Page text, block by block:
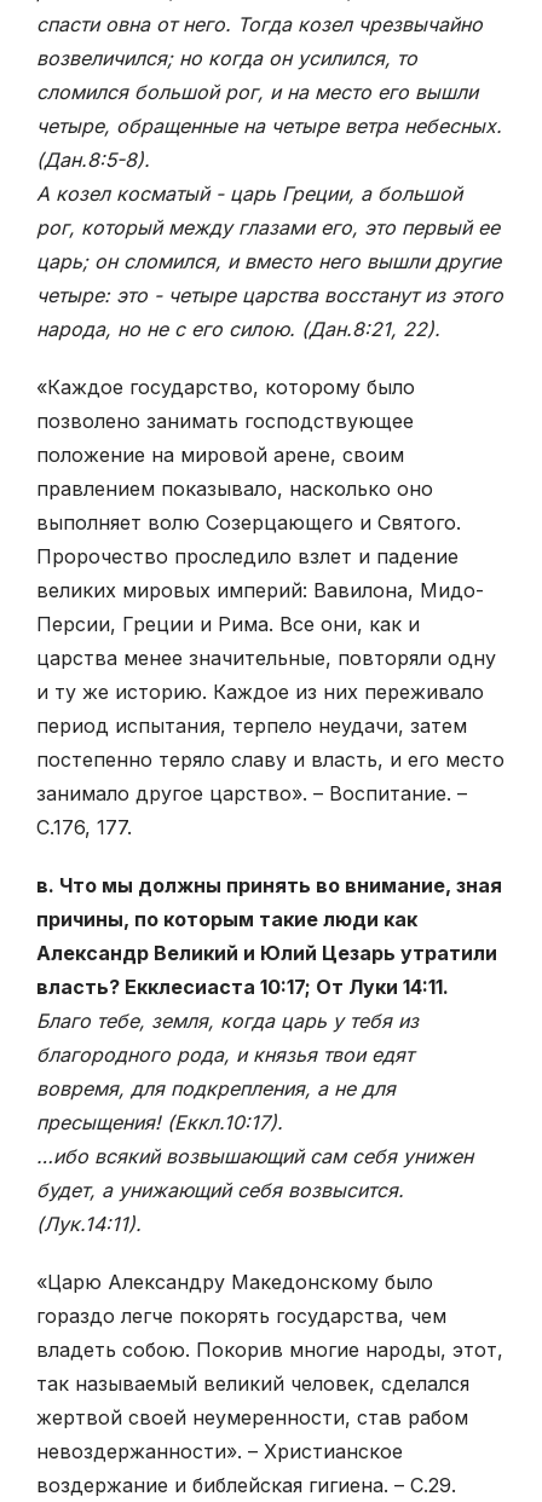
спасти овна от него. Тогда козел чрезвычайно
возвеличился; но когда он усилился, то
сломился большой рог, и на место его вышли
четыре, обращенные на четыре ветра небесных.
(Дан.8:5-8).
А козел косматый - царь Греции, а большой
рог, который между глазами его, это первый ее
царь; он сломился, и вместо него вышли другие
четыре: это - четыре царства восстанут из этого
народа, но не с его силою. (Дан.8:21, 22).
«Каждое государство, которому было
позволено занимать господствующее
положение на мировой арене, своим
правлением показывало, насколько оно
выполняет волю Созерцающего и Святого.
Пророчество проследило взлет и падение
великих мировых империй: Вавилона, Мидо-
Персии, Греции и Рима. Все они, как и
царства менее значительные, повторяли одну
и ту же историю. Каждое из них переживало
период испытания, терпело неудачи, затем
постепенно теряло славу и власть, и его место
занимало другое царство». – Воспитание. –
С.176, 177.
в. Что мы должны принять во внимание, зная
причины, по которым такие люди как
Александр Великий и Юлий Цезарь утратили
власть? Екклесиаста 10:17; От Луки 14:11.
Благо тебе, земля, когда царь у тебя из
благородного рода, и князья твои едят
вовремя, для подкрепления, а не для
пресыщения! (Еккл.10:17).
…ибо всякий возвышающий сам себя унижен
будет, а унижающий себя возвысится.
(Лук.14:11).
«Царю Александру Македонскому было
гораздо легче покорять государства, чем
владеть собою. Покорив многие народы, этот,
так называемый великий человек, сделался
жертвой своей неумеренности, став рабом
невоздержанности». – Христианское
воздержание и библейская гигиена. – С.29.